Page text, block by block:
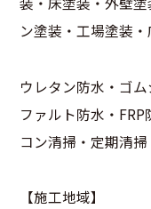
ン塗装・工場塗装
ウレタン防水・ゴ
ファルト防水・
コン清掃・定期清掃
【施工地域】